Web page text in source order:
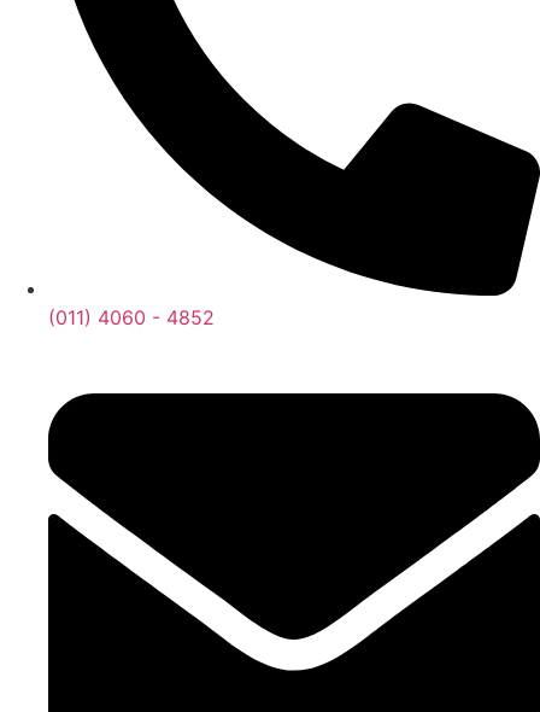
(011) 4060 - 4852